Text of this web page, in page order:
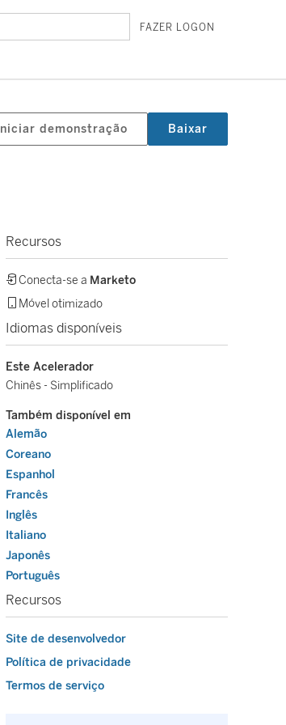
FAZER LOGON
Iniciar demonstração Baixar
Recursos
Conecta-se a Marketo
Móvel otimizado
Idiomas disponíveis
Este Acelerador
Chinês - Simplificado
Também disponível em
Alemão
Coreano
Espanhol
Francês
Inglês
Italiano
Japonês
Português
Recursos
Site de desenvolvedor
Política de privacidade
Termos de serviço